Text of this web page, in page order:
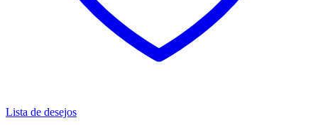
Lista de desejos